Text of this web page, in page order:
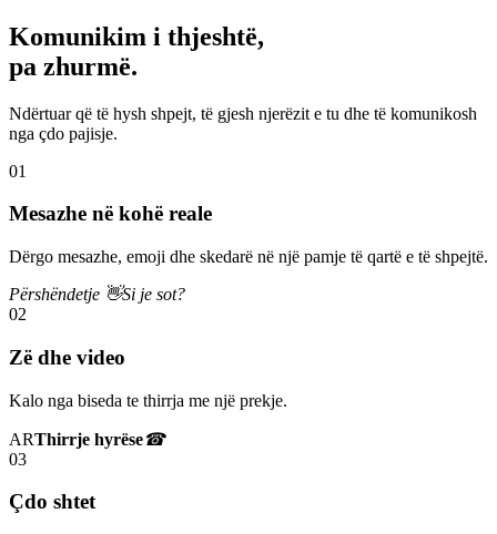
Komunikim i thjeshtë,
pa zhurmë.
Ndërtuar që të hysh shpejt, të gjesh njerëzit e tu dhe të komunikosh
nga çdo pajisje.
01
Mesazhe në kohë reale
Dërgo mesazhe, emoji dhe skedarë në një pamje të qartë e të shpejtë.
Përshëndetje 👋Si je sot?
02
Zë dhe video
Kalo nga biseda te thirrja me një prekje.
ARThirrje hyrëse☎
03
Çdo shtet